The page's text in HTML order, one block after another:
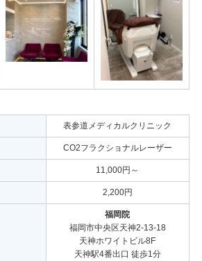
表参道メディカルクリニック
CO2フラクショナルレーザー
11,000円～
2,200円
福岡院
福岡市中央区天神2-13-18
天神ホワイトビル8F
天神駅4番出口 徒歩1分